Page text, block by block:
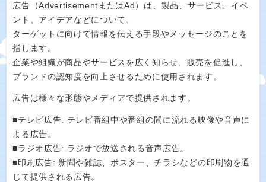
広告（AdvertisementまたはAd）は、製品、サービス、イベ
ント、アイデアなどについて、
ターゲットに向けて情報を伝える手段やメッセージのことを
指します。
企業や組織が商品やサービスを広く知らせ、販売を促進し、
ブランドの認知度を向上させるために使用されます。
広告は様々な形態やメディアで提供されます。
■テレビ広告: テレビ番組中や番組の間に流れる映像や音声に
よる広告。
■ラジオ広告: ラジオで放送される音声広告。
■印刷広告: 新聞や雑誌、ポスター、チラシなどの印刷物を通
じて提供される広告。